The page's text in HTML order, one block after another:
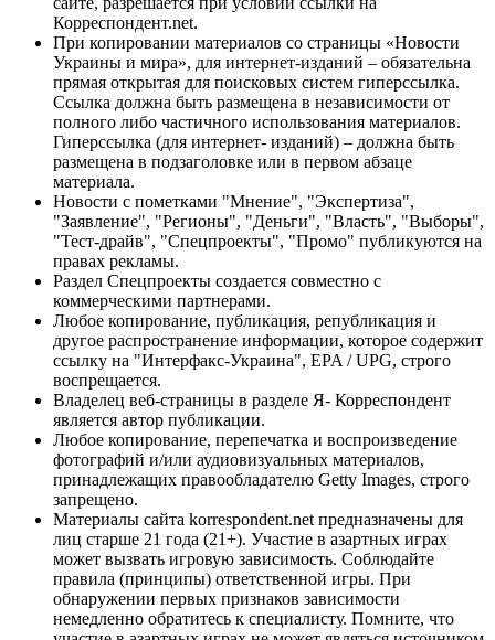
Корреспондент.net.
При копировании материалов со страницы «Новости
Украины и мира», для интернет-изданий – обязательна
прямая открытая для поисковых систем гиперссылка.
Ссылка должна быть размещена в независимости от
полного либо частичного использования материалов.
Гиперссылка (для интернет- изданий) – должна быть
размещена в подзаголовке или в первом абзаце
материала.
Новости с пометками "Мнение", "Экспертиза",
"Заявление", "Регионы", "Деньги", "Власть", "Выборы",
"Тест-драйв", "Спецпроекты", "Промо" публикуются на
правах рекламы.
Раздел Спецпроекты создается совместно с
коммерческими партнерами.
Любое копирование, публикация, републикация и
другое распространение информации, которое содержит
ссылку на "Интерфакс-Украина", EPA / UPG, строго
воспрещается.
Владелец веб-страницы в разделе Я- Корреспондент
является автор публикации.
Любое копирование, перепечатка и воспроизведение
фотографий и/или аудиовизуальных материалов,
принадлежащих правообладателю Getty Images, строго
запрещено.
Материалы сайта korrespondent.net предназначены для
лиц старше 21 года (21+). Участие в азартных играх
может вызвать игровую зависимость. Соблюдайте
правила (принципы) ответственной игры. При
обнаружении первых признаков зависимости
немедленно обратитесь к специалисту. Помните, что